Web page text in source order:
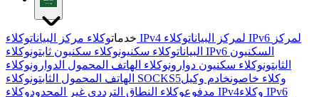
خدماتوكلاء مركز البيانات وكلاء IPv4 لمركز البياناتوكلاء IPv6 لمركز
البياناتوكلاء سكنيونوكلاء سكنيون ثابتونوكلاء IPv6 السكنيون
الثابتونوكلاء سكنيون دوارونوكلاء الهاتف المحمول الدوارونوكلاء
الهاتف المحمول الثابتون وكلاء SOCKS5 وكلاء خاصونخادم وكيل
مدفوعوكلاء النطاق الترددي غير المحدود وكلاء IPv4
وكلاء IPv6